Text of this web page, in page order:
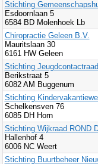
Stichting
Esdoornlaan 5
6584 BD Molenhoek Lb
Chiropractie Geleen B.V.
Mauritslaan 30
6161 HW Geleen
Stichting
Berikstraat 5
6082 AM Buggenum
Stichting
Schelkensven 76
6085 DH Horn
Stichting Wijkraad ROND
Hallenhof 4
6006 NC Weert
Stichting Buurtbeheer